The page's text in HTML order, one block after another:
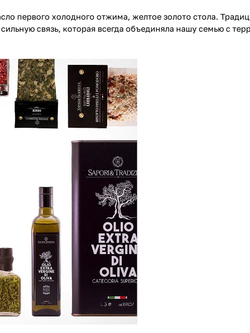
первого холодного отжима, желтое золото стола.
связь, которая всегда объединяла нашу семью с